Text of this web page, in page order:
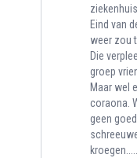
Eind van
weer zou
Die
groep
Maar wel
coraona.
geen
kroegen.....